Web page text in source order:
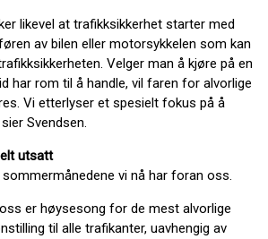
likevel at trafikksikkerhet starter med
av bilen eller motorsykkelen som kan
Velger man å kjøre på en
har rom til å handle, vil faren for alvorlige
Vi etterlyser et spesielt fokus på å
Svendsen.
utsatt
vi nå har foran oss.
er høysesong for de mest alvorlige
til alle trafikanter, uavhengig av